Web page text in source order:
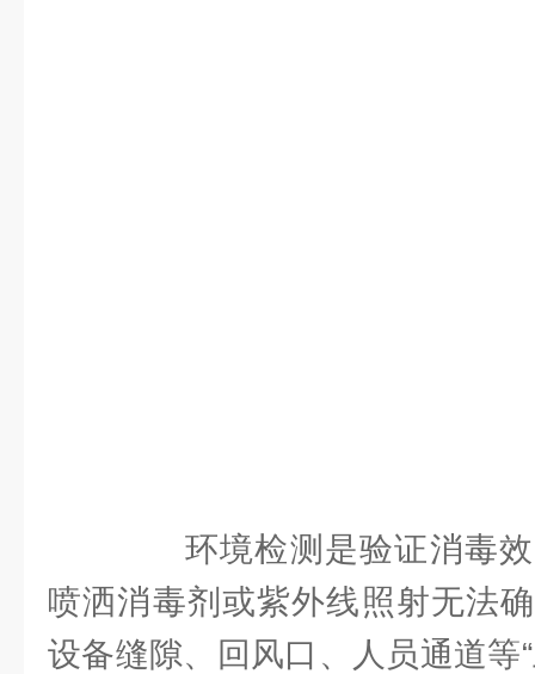
环境检测是验证消毒效
喷洒消毒剂或紫外线照射无法
设备缝隙、回风口、人员通道等